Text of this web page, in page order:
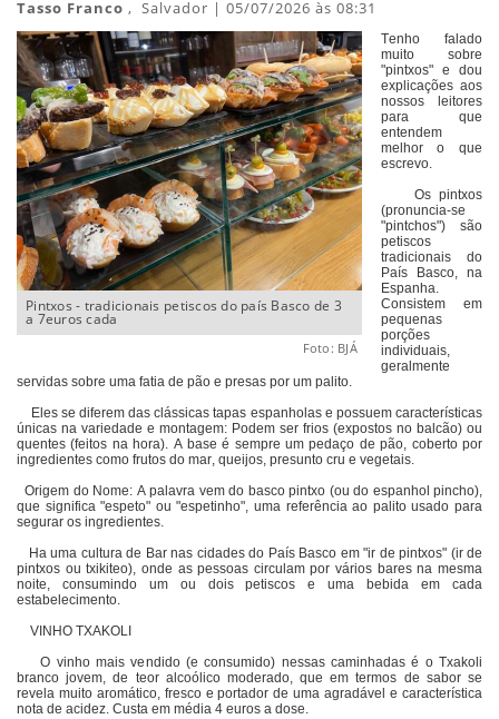
Tasso Franco , Salvador | 05/07/2026 às 08:31
Pintxos - tradicionais petiscos do país Basco de 3
a 7euros cada
Foto: BJÁ
Tenho falado
muito sobre
"pintxos" e dou
explicações aos
nossos leitores
para que
entendem
melhor o que
escrevo.
Os pintxos
(pronuncia-se
"pintchos") são
petiscos
tradicionais do
País Basco, na
Espanha.
Consistem em
pequenas
porções
individuais,
geralmente
servidas sobre uma fatia de pão e presas por um palito.
Eles se diferem das clássicas tapas espanholas e possuem características
únicas na variedade e montagem: Podem ser frios (expostos no balcão) ou
quentes (feitos na hora). A base é sempre um pedaço de pão, coberto por
ingredientes como frutos do mar, queijos, presunto cru e vegetais.
Origem do Nome: A palavra vem do basco pintxo (ou do espanhol pincho),
que significa "espeto" ou "espetinho", uma referência ao palito usado para
segurar os ingredientes.
Ha uma cultura de Bar nas cidades do País Basco em "ir de pintxos" (ir de
pintxos ou txikiteo), onde as pessoas circulam por vários bares na mesma
noite, consumindo um ou dois petiscos e uma bebida em cada
estabelecimento.
VINHO TXAKOLI
O vinho mais vendido (e consumido) nessas caminhadas é o Txakoli
branco jovem, de teor alcoólico moderado, que em termos de sabor se
revela muito aromático, fresco e portador de uma agradável e característica
nota de acidez. Custa em média 4 euros a dose.